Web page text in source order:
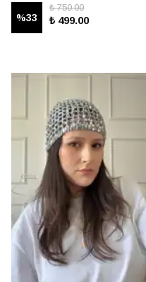
%33
₺ 750.00
₺ 499.00